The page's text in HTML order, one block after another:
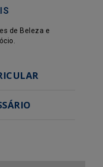
de Beleza e